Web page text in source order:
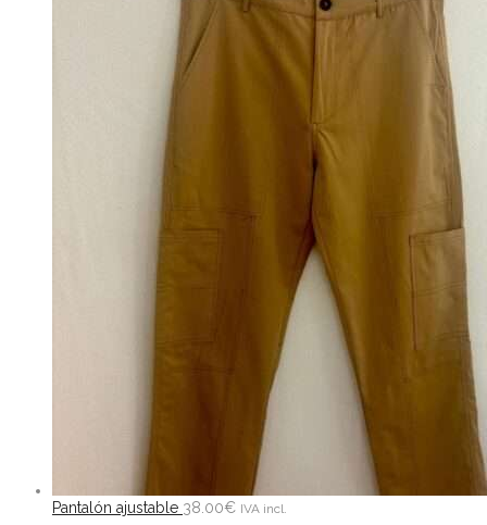
Pantalón ajustable 38.00€ IVA incl.